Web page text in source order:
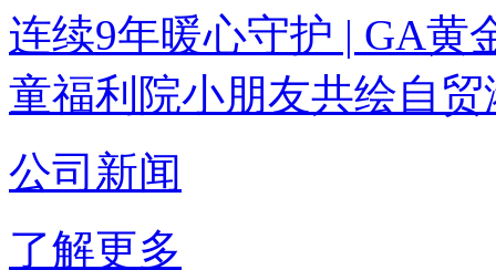
连续9年暖心守护 | GA黄
童福利院小朋友共绘自贸
公司新闻
了解更多